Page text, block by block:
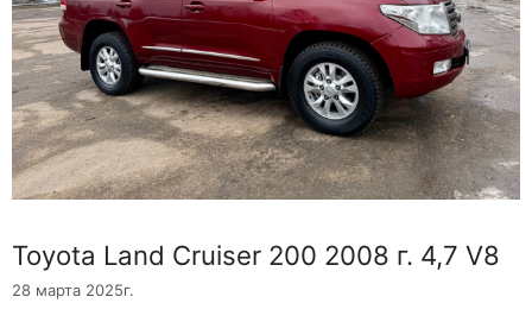
Toyota Land Cruiser 200 2008 г. 4,7 V8
28 марта 2025г.